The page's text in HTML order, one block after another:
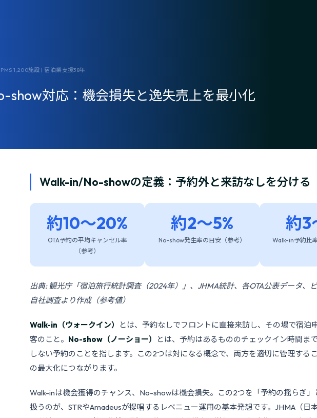
PMS 1,200施設 | 宿泊業支援38年
show対応：機会損失と逸失売上を最小化
Walk-in/No-showの定義：予約外と来訪なしを分ける
約10〜20%
OTA予約の平均キャンセル率
（参考）
約2〜5%
No-show発生率の目安（参考）
約3
Walk-in予約比
出典: 観光庁「宿泊旅行統計調査（2024年）」、JHMA統計、各OTA公表データ、
自社調査より作成（参考値）
Walk-in（ウォークイン）
とは、予約なしでフロントに直接来訪し、その場で宿泊
客のこと。 No-show（ノーショー）
とは、予約はあるもののチェックイン時間ま
しない予約のことを指します。この2つは対になる概念で、両方を適切に管理する
の最大化につながります。
Walk-inは機会獲得のチャンス、No-showは機会損失。この2つを「予約の揺らぎ
扱うのが、STRやAmadeusが提唱するレベニュー運用の基本発想です。JHMA（日